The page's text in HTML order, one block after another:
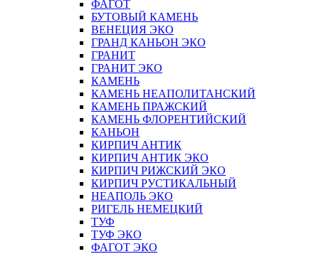
ФАГОТ
БУТОВЫЙ КАМЕНЬ
ВЕНЕЦИЯ ЭКО
ГРАНД КАНЬОН ЭКО
ГРАНИТ
ГРАНИТ ЭКО
КАМЕНЬ
КАМЕНЬ НЕАПОЛИТАНСКИЙ
КАМЕНЬ ПРАЖСКИЙ
КАМЕНЬ ФЛОРЕНТИЙСКИЙ
КАНЬОН
КИРПИЧ АНТИК
КИРПИЧ АНТИК ЭКО
КИРПИЧ РИЖСКИЙ ЭКО
КИРПИЧ РУСТИКАЛЬНЫЙ
НЕАПОЛЬ ЭКО
РИГЕЛЬ НЕМЕЦКИЙ
ТУФ
ТУФ ЭКО
ФАГОТ ЭКО